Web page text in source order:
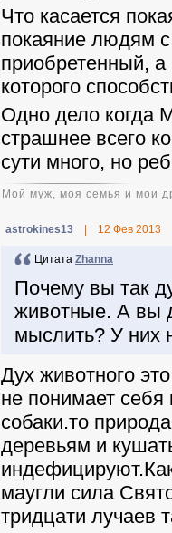
Что касается
покаяние людям с
приобретенный,
которого
Одно дело когда
страшнее всего
сути много, но
Мой муж, моя семья и мои
astrokines13 12 Фев 2013
Цитата Zhanna
Почему вы так
животные. А вы
мыслить? У них
Дух животного
не понимает
собаки.то
деревьям и
маугли сила
тридцати лучаев